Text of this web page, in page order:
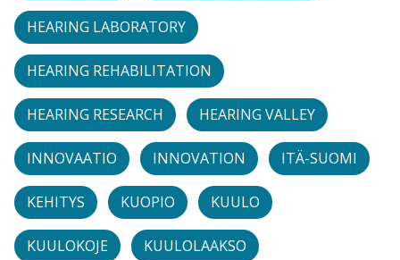
HEARING LABORATORY
HEARING REHABILITATION
HEARING RESEARCH HEARING VALLEY
INNOVAATIO INNOVATION ITÄ-SUOMI
KEHITYS KUOPIO KUULO
KUULOKOJE KUULOLAAKSO